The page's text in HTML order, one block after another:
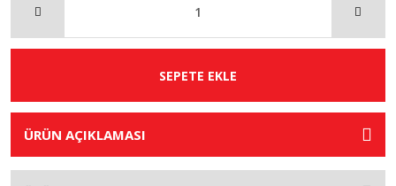
SEPETE EKLE
ÜRÜN AÇIKLAMASI